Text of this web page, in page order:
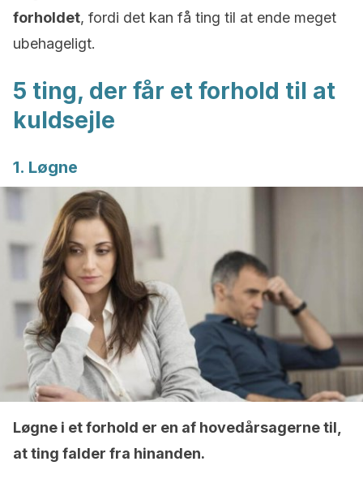
forholdet, fordi det kan få ting til at ende meget
ubehageligt.
5 ting, der får et forhold til at
kuldsejle
1. Løgne
Løgne i et forhold er en af ​​hovedårsagerne til,
at ting falder fra hinanden.